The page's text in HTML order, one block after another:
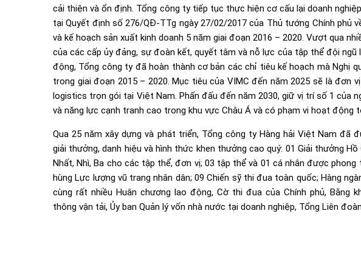
cải thiện và ổn định. Tổng công ty tiếp tục thực hiện cơ cấu lại doanh
tại Quyết định số 276/QĐ-TTg ngày 27/02/2017 của Thủ tướng Chính phủ
và kế hoạch sản xuất kinh doanh 5 năm giai đoạn 2016 – 2020. Vượt qua
của các cấp ủy đảng, sự đoàn kết, quyết tâm và nỗ lực của tập thể đội ngũ
động, Tổng công ty đã hoàn thành cơ bản các chỉ tiêu kế hoạch mà Nghị
trong giai đoạn 2015 – 2020. Mục tiêu của VIMC đến năm 2025 sẽ là đơn
logistics trọn gói tại Việt Nam. Phấn đấu đến năm 2030, giữ vị trí số 1 của
và năng lực cạnh tranh cao trong khu vực Châu Á và có phạm vi hoạt động
Qua 25 năm xây dựng và phát triển, Tổng công ty Hàng hải Việt Nam đã
giải thưởng, danh hiệu và hình thức khen thưởng cao quý: 01 Giải thưởng
Nhất, Nhì, Ba cho các tập thể, đơn vị; 03 tập thể và 01 cá nhân được phong
hùng Lực lượng vũ trang nhân dân; 09 Chiến sỹ thi đua toàn quốc; Hàng
cùng rất nhiều Huân chương lao động, Cờ thi đua của Chính phủ, Bằng
thông vận tải, Ủy ban Quản lý vốn nhà nước tại doanh nghiệp, Tổng Liên